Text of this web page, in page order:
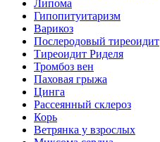
Липома
Гипопитуитаризм
Варикоз
Послеродовый тиреоидит
Тиреоидит Риделя
Тромбоз вен
Паховая грыжа
Цинга
Рассеянный склероз
Корь
Ветрянка у взрослых